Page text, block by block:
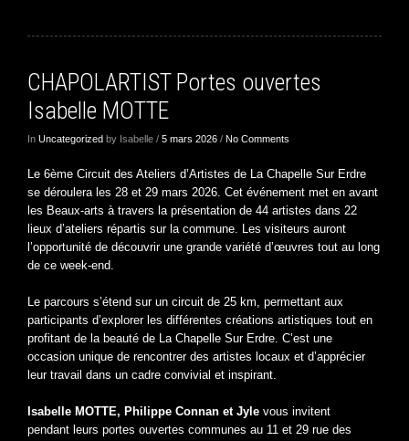
CHAPOLARTIST Portes ouvertes
Isabelle MOTTE
In Uncategorized by Isabelle / 5 mars 2026 / No Comments
Le 6ème Circuit des Ateliers d’Artistes de La Chapelle Sur Erdre
se déroulera les 28 et 29 mars 2026. Cet événement met en avant
les Beaux-arts à travers la présentation de 44 artistes dans 22
lieux d’ateliers répartis sur la commune. Les visiteurs auront
l’opportunité de découvrir une grande variété d’œuvres tout au long
de ce week-end.
Le parcours s’étend sur un circuit de 25 km, permettant aux
participants d’explorer les différentes créations artistiques tout en
profitant de la beauté de La Chapelle Sur Erdre. C’est une
occasion unique de rencontrer des artistes locaux et d’apprécier
leur travail dans un cadre convivial et inspirant.
Isabelle MOTTE, Philippe Connan et Jyle vous invitent
pendant leurs portes ouvertes communes au 11 et 29 rue des